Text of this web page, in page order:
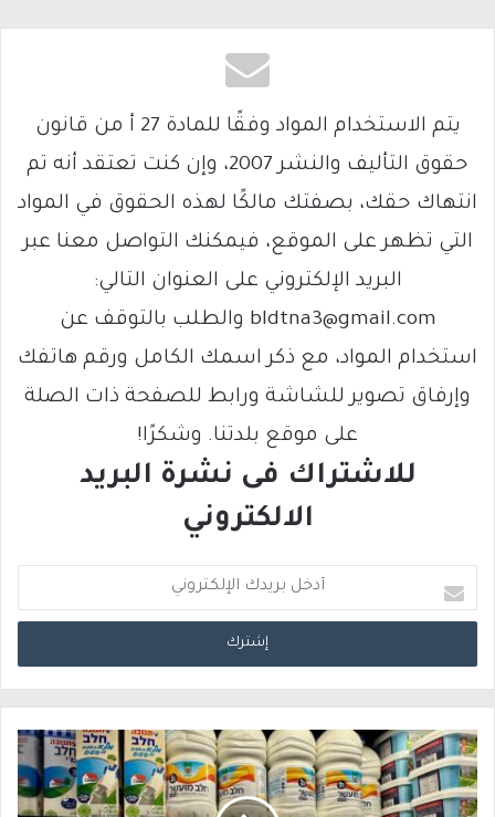
يتم الاستخدام المواد وفقًا للمادة 27 أ من قانون
حقوق التأليف والنشر 2007، وإن كنت تعتقد أنه تم
انتهاك حقك، بصفتك مالكًا لهذه الحقوق في المواد
التي تظهر على الموقع، فيمكنك التواصل معنا عبر
البريد الإلكتروني على العنوان التالي:
bldtna3@gmail.com والطلب بالتوقف عن
استخدام المواد، مع ذكر اسمك الكامل ورقم هاتفك
وإرفاق تصوير للشاشة ورابط للصفحة ذات الصلة
على موقع بلدتنا. وشكرًا!
للاشتراك فى نشرة البريد
الالكتروني
د
خ
ب
ر